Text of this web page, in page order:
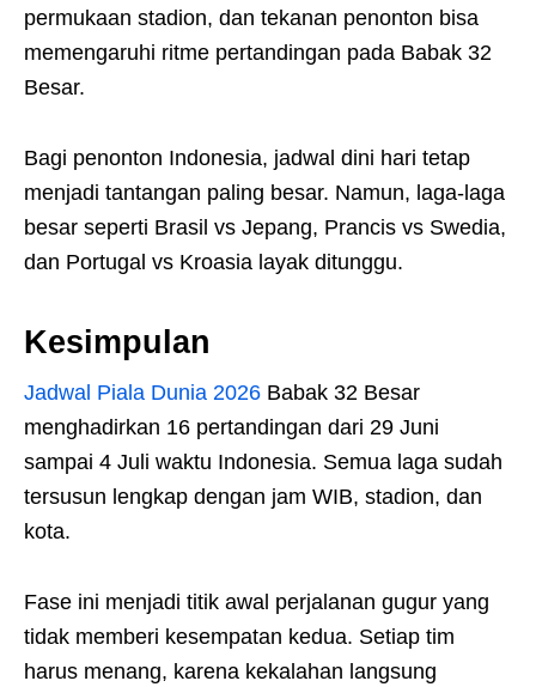
permukaan stadion, dan tekanan penonton bisa
memengaruhi ritme pertandingan pada Babak 32
Besar.
Bagi penonton Indonesia, jadwal dini hari tetap
menjadi tantangan paling besar. Namun, laga-laga
besar seperti Brasil vs Jepang, Prancis vs Swedia,
dan Portugal vs Kroasia layak ditunggu.
Kesimpulan
Jadwal Piala Dunia 2026 Babak 32 Besar
menghadirkan 16 pertandingan dari 29 Juni
sampai 4 Juli waktu Indonesia. Semua laga sudah
tersusun lengkap dengan jam WIB, stadion, dan
kota.
Fase ini menjadi titik awal perjalanan gugur yang
tidak memberi kesempatan kedua. Setiap tim
harus menang, karena kekalahan langsung